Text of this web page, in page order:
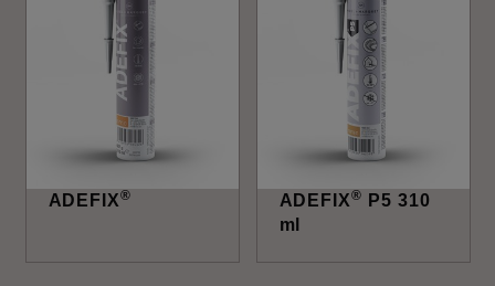
ADEFIX® ADEFIX®
P5 310
ml